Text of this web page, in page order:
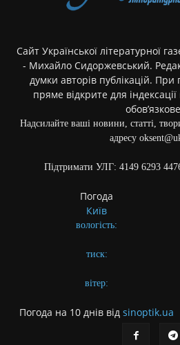
Сайт Української літературної
- Михайло Сидоржевський.
думки авторів публікацій. При
пряме відкрите для
Надсилайте ваші новини, статті,
адресу
Підтримати УЛГ: 4149 6293
Погода
Київ
вологість:
тиск:
вітер:
Погода на 10 днів від sinoptik.ua